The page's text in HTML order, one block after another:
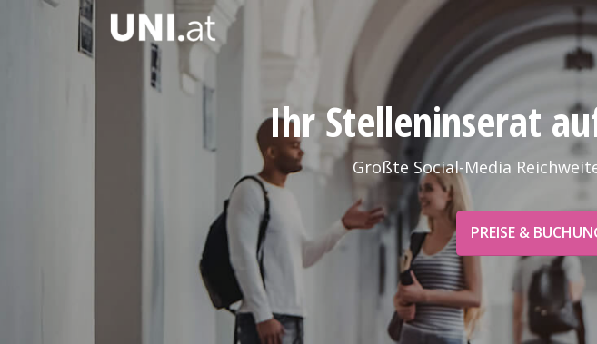
Ihr Stelleninserat
Größte Social-Media
PREISE &